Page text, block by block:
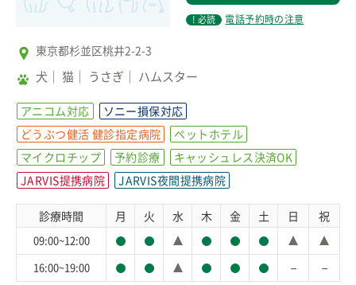
! 必読 電話予約時の注意
東京都杉並区桃井2-2-3
犬 猫 うさぎ ハムスター
アニコム対応
ソニー損保対応
どうぶつ健活 健診指定病院
ペットホテル
マイクロチップ
予約診療
キャッシュレス決済OK
JARVIS提携病院
JARVIS夜間提携病院
診療時間 月 火 水 木 金 土 日 祝
09:00~12:00
16:00~19:00
－ －